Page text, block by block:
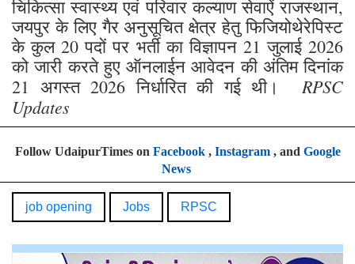
उल्लेखनीय है कि राजस्थान लोक सेवा आयोग द्वारा
चिकित्सा स्वास्थ्य एवं परिवार कल्याण सेवाऐं राजस्थान,
जयपुर के लिए गैर अनुसूचित क्षेत्र हेतु फिजियोथेरेपिस्ट
के कुल 20 पदों पर भर्ती का विज्ञापन 21 जुलाई 2026
को जारी करते हुए ऑनलाईन आवेदन की अंतिम दिनांक
21 अगस्त 2026 निर्धारित की गई थी।
Updates
Follow UdaipurTimes onFacebook,Instagram
News
Jobs